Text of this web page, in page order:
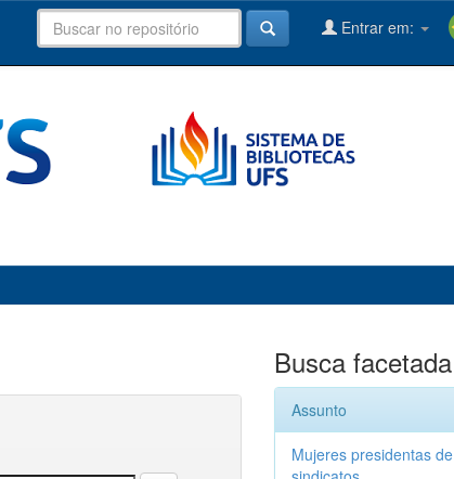
Entrar em:
Busca facetada
Assunto
Mujeres presidentas de